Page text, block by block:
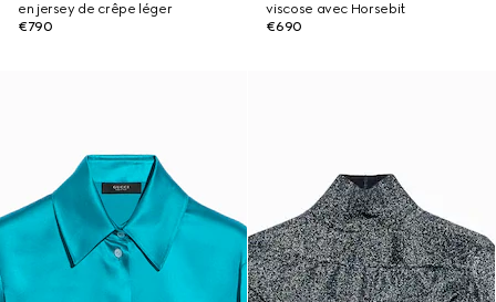
en jersey de crêpe léger
€790
viscose avec Horsebit
€690